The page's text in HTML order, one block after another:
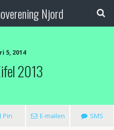
Njord
5, 2014
2013
Pin E-mailen SMS